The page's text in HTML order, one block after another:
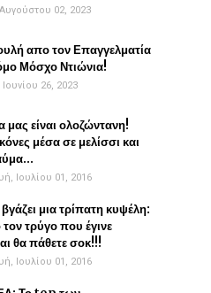
02, 2023
απο τον Επαγγελματία
Μόσχο Ντιώνια!
26, 2023
μας είναι ολοζώντανη!
μέσα σε μελίσσι και
Ιουλίου 01, 2016
μια τρίπατη κυψέλη:
τον τρύγο που έγινε
θα πάθετε σοκ!!!
Ιουλίου 01, 2016